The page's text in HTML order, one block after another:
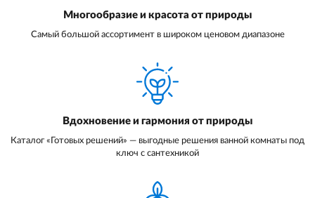
Многообразие и красота от природы
Самый большой ассортимент в широком ценовом диапазоне
Вдохновение и гармония от природы
Каталог «Готовых решений» — выгодные решения ванной комнаты под
ключ с сантехникой